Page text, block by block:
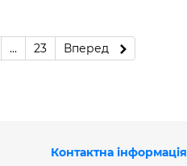
... 23 Вперед
Контактна інформація